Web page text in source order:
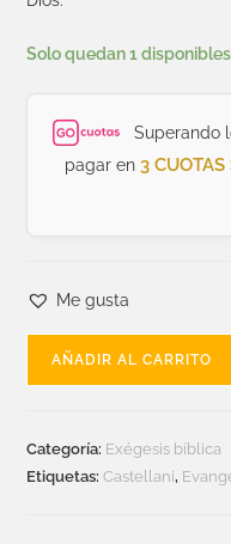
Solo quedan 1 disponibles
Superando
pagar en 3 CUOTAS
Me gusta
AÑADIR AL CARRITO
Categoría: Exégesis bíblica
Etiquetas:Castellani,